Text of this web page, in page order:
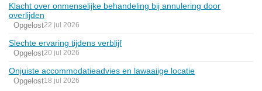
Klacht over onmenselijke behandeling bij annulering door
overlijden
Opgelost22 jul 2026
Slechte ervaring tijdens verblijf
Opgelost20 jul 2026
Onjuiste accommodatieadvies en lawaaiige locatie
Opgelost18 jul 2026